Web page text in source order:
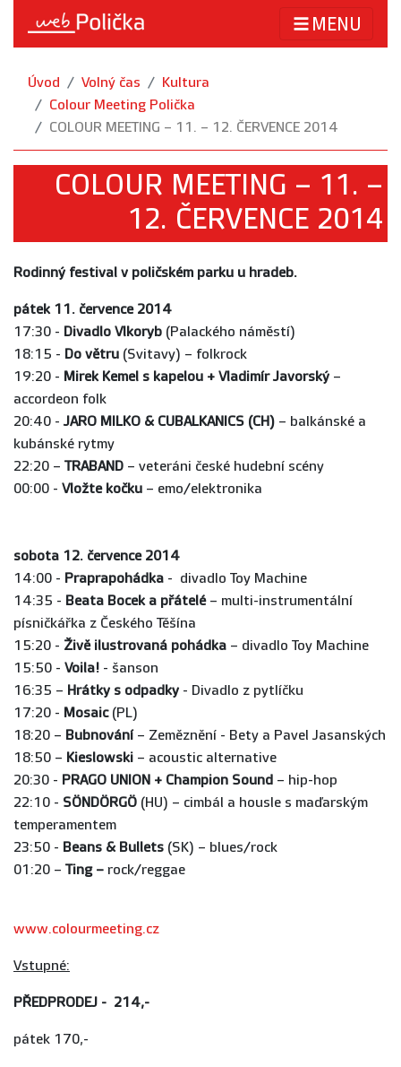
MENU
Úvod Volný čas
Kultura
Colour Meeting Polička
COLOUR MEETING – 11. – 12. ČERVENCE 2014
COLOUR MEETING – 11. –
12. ČERVENCE 2014
Rodinný festival v poličském parku u hradeb.
pátek 11. července 2014
17:30 - Divadlo Vlkoryb (Palackého náměstí)
18:15 - Do větru (Svitavy) – folkrock
19:20 - Mirek Kemel s kapelou + Vladimír Javorský –
accordeon folk
20:40 - JARO MILKO & CUBALKANICS (CH) – balkánské a
kubánské rytmy
22:20 – TRABAND – veteráni české hudební scény
00:00 - Vložte kočku – emo/elektronika
sobota 12. července 2014
14:00 - Praprapohádka - divadlo Toy Machine
14:35 - Beata Bocek a přátelé– multi-instrumentální
písničkářka z Českého Těšína
15:20 - Živě ilustrovaná pohádka – divadlo Toy Machine
15:50 - Voila! - šanson
16:35 – Hrátky s odpadky - Divadlo z pytlíčku
17:20 - Mosaic(PL)
18:20 – Bubnování– Zeměznění - Bety a Pavel Jasanských
18:50 – Kieslowski – acoustic alternative
20:30 - PRAGO UNION + Champion Sound – hip-hop
22:10 - SÖNDÖRGÖ (HU) – cimbál a housle s maďarským
temperamentem
23:50 - Beans & Bullets (SK) – blues/rock
01:20 – Ting – rock/reggae
www.colourmeeting.cz
Vstupné:
PŘEDPRODEJ - 214,-
pátek 170,-